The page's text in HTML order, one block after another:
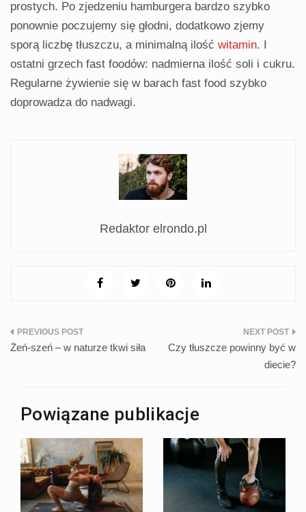
prostych. Po zjedzeniu hamburgera bardzo szybko
ponownie poczujemy się głodni, dodatkowo zjemy
sporą liczbę tłuszczu, a minimalną ilość witamin. I
ostatni grzech fast foodów: nadmierna ilość soli i cukru.
Regularne żywienie się w barach fast food szybko
doprowadza do nadwagi.
Redaktor elrondo.pl
Nawigacja
Żeń-szeń – w naturze tkwi siła
Czy tłuszcze powinny być w
diecie?
Powiązane publikacje